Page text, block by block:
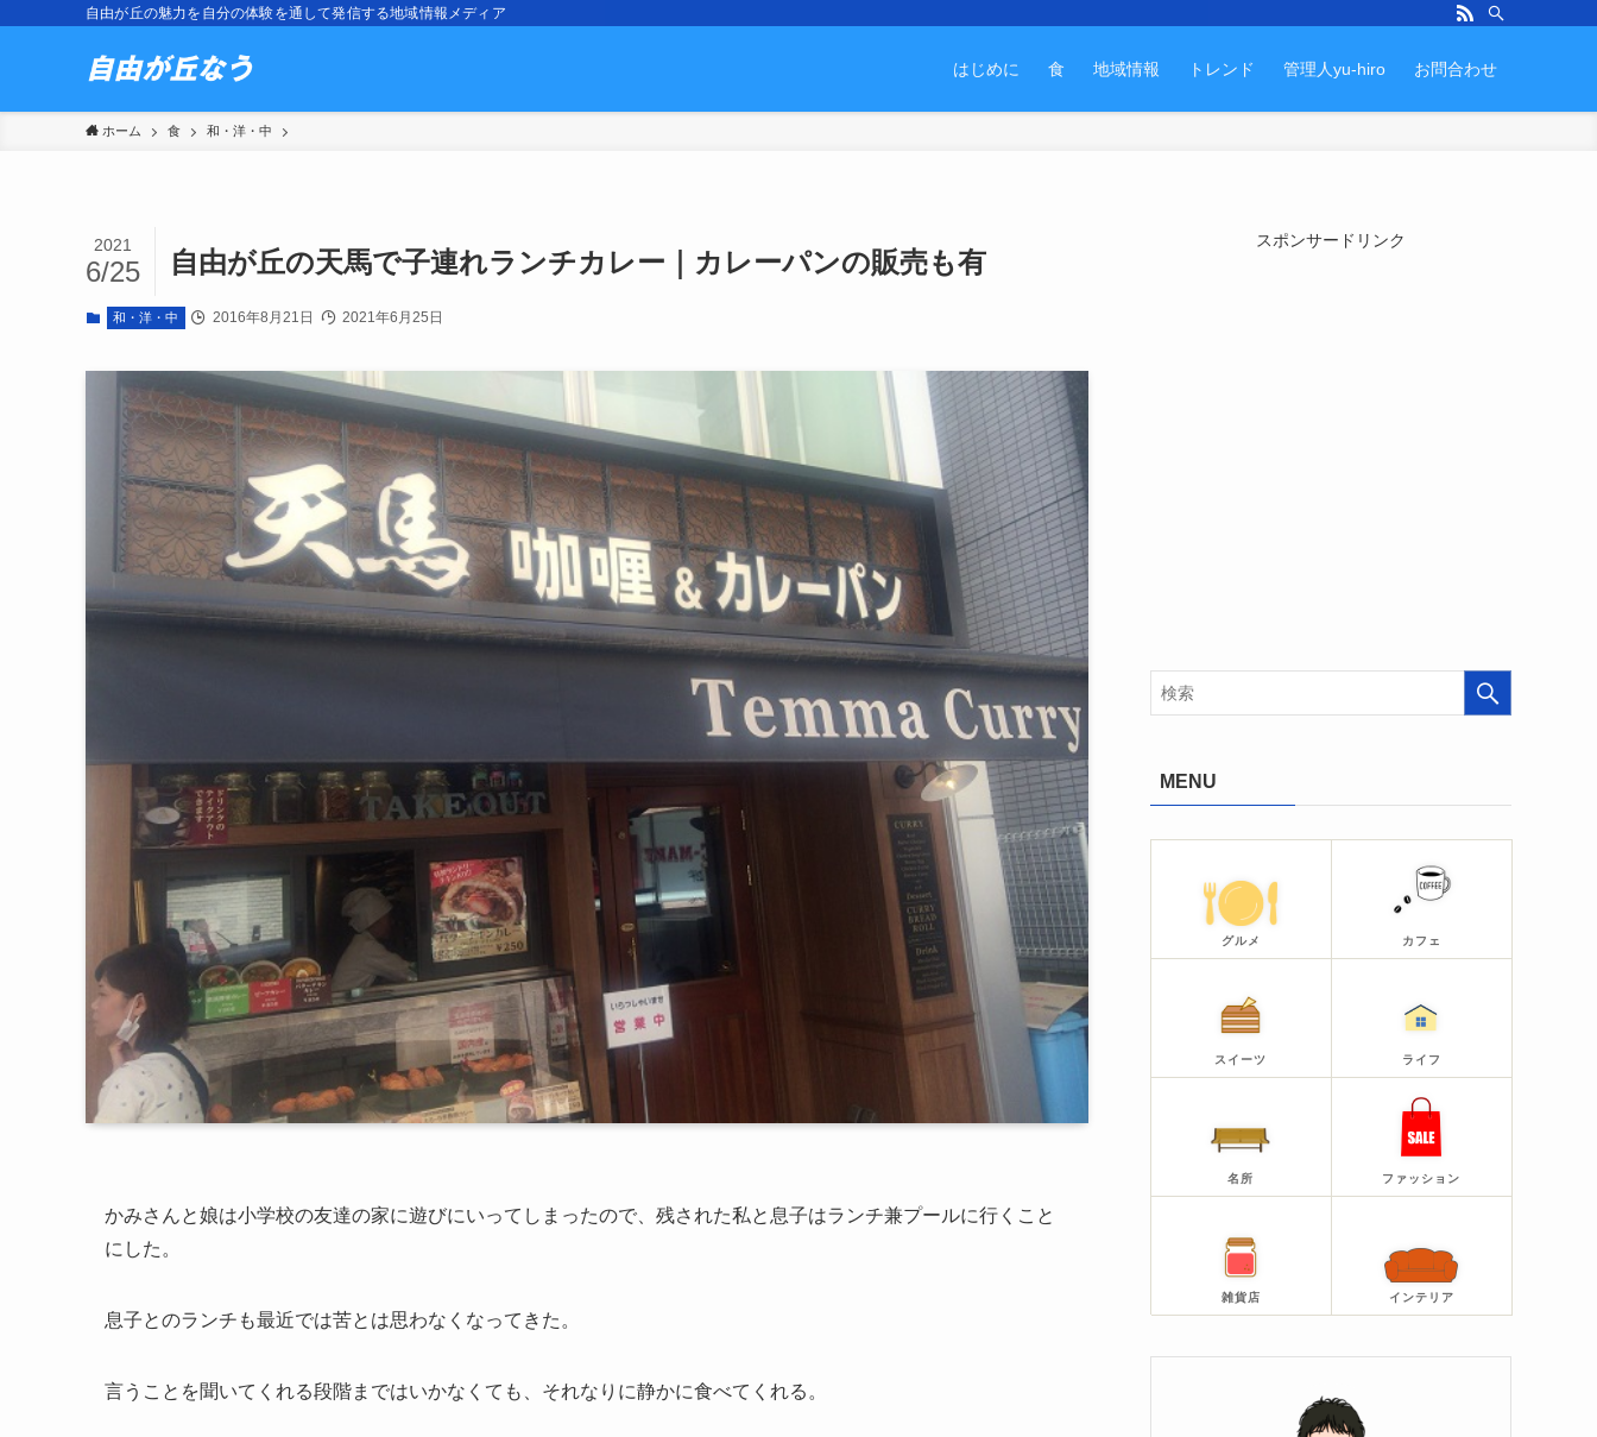
自由が丘の魅力を自分の体験を通して発信する地域情報メディア
はじめに 食 地域情報 トレンド 管理人yu-hiro お問合わせ
ホーム 食 和・洋・中
自由が丘の天馬で子連れランチカレー｜カレーパンの販売も有
2021
6/25
和・洋・中 2016年8月21日 2021年6月25日
かみさんと娘は小学校の友達の家に遊びにいってしまったので、残された私と息子はランチ兼プールに行くこと
にした。
息子とのランチも最近では苦とは思わなくなってきた。
言うことを聞いてくれる段階まではいかなくても、それなりに静かに食べてくれる。
スポンサードリンク
MENU
グルメ カフェ
スイーツ ライフ
名所 ファッション
雑貨店 インテリア